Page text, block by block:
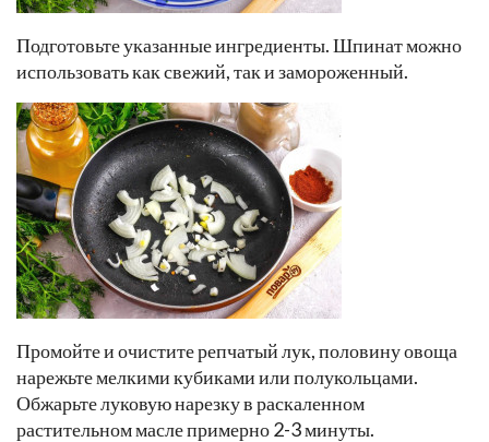
Подготовьте указанные ингредиенты. Шпинат можно
использовать как свежий, так и замороженный.
Промойте и очистите репчатый лук, половину овоща
нарежьте мелкими кубиками или полукольцами.
Обжарьте луковую нарезку в раскаленном
растительном масле примерно 2-3 минуты.